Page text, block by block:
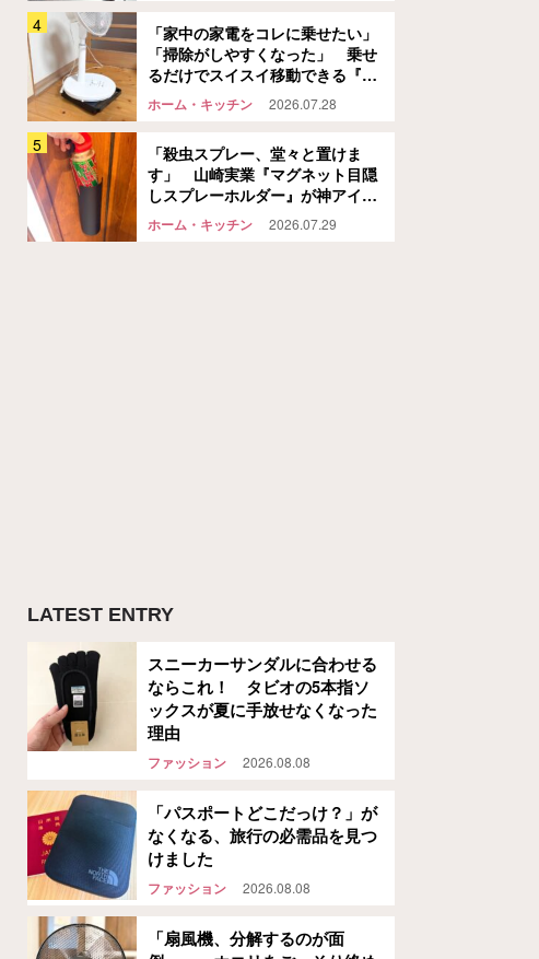
「家中の家電をコレに乗せたい」
「掃除がしやすくなった」 乗せ
るだけでスイスイ移動できる『自
立する台車』、さらに便利なの
が…
ホーム・キッチン 2026.07.28
「殺虫スプレー、堂々と置けま
す」 山崎実業『マグネット目隠
しスプレーホルダー』が神アイテ
ムだった
ホーム・キッチン 2026.07.29
LATEST ENTRY
スニーカーサンダルに合わせる
ならこれ！ タビオの5本指ソ
ックスが夏に手放せなくなった
理由
ファッション 2026.08.08
「パスポートどこだっけ？」が
なくなる、旅行の必需品を見つ
けました
ファッション 2026.08.08
「扇風機、分解するのが面